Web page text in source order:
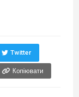
Twitter
Копіювати